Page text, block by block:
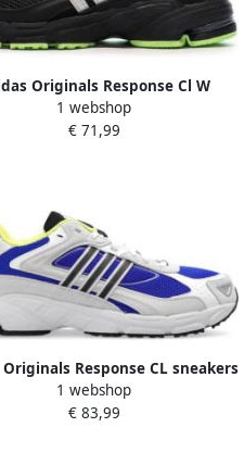
Originals Response Cl W
Trendy Sneakers Dames
fig shadow red preloved ink
1 webshop
€ 71,99
Response CL sneakers
Meerkleurig Dames
1 webshop
€ 83,99